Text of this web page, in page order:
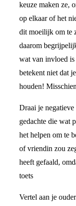
keuze maken ze,
op elkaar of het
dit moeilijk om te
daarom
wat van invloed
betekent niet dat
houden!
Draai je negatieve
gedachte die wat
het helpen om te
of vriendin zou
heeft gefaald,
toets
Vertel aan je